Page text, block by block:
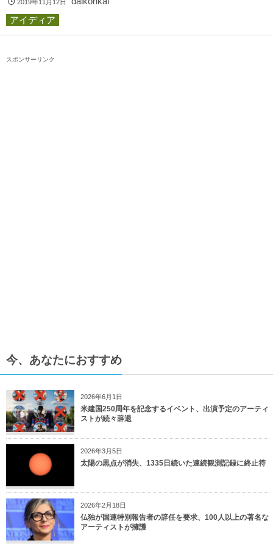
2019年11月12日
アイディア
スポンサーリンク
今、あなたにおすすめ
2026年6月1日
米建国250周年を記念するイベント、出演予定のアーティ
ストが続々辞退
2026年3月5日
太陽の黒点が消失、1335日続いた連続観測記録に終止符
2026年2月18日
仏独が国連特別報告者の辞任を要求、100人以上の著名な
アーティストが擁護